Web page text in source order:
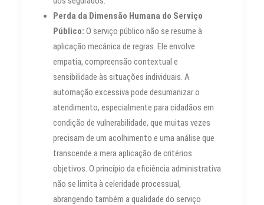
Perda da Dimensão Humana do Serviço
Público: O serviço público não se resume à
aplicação mecânica de regras. Ele envolve
empatia, compreensão contextual e
sensibilidade às situações individuais. A
automação excessiva pode desumanizar o
atendimento, especialmente para cidadãos em
condição de vulnerabilidade, que muitas vezes
precisam de um acolhimento e uma análise que
transcende a mera aplicação de critérios
objetivos. O princípio da eficiência administrativa
não se limita à celeridade processual,
abrangendo também a qualidade do serviço